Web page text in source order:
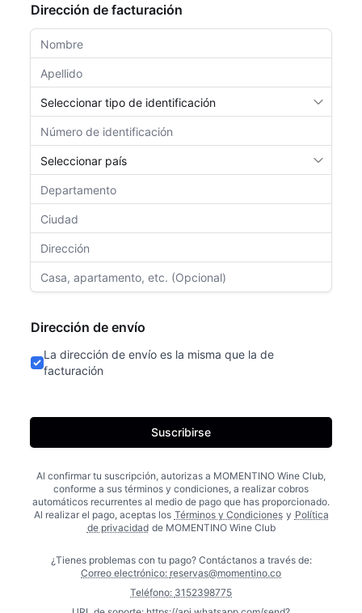
Dirección de facturación
Dirección de envío
La dirección de envío es la misma que la de
facturación
Suscribirse
Al confirmar tu suscripción, autorizas a MOMENTINO Wine Club,
conforme a sus términos y condiciones, a realizar cobros
automáticos recurrentes al medio de pago que has proporcionado.
Al realizar el pago, aceptas los Términos y Condiciones y Política
de privacidad de MOMENTINO Wine Club
¿Tienes problemas con tu pago? Contáctanos a través de:
Correo electrónico: reservas@momentino.co
Teléfono: 3152398775